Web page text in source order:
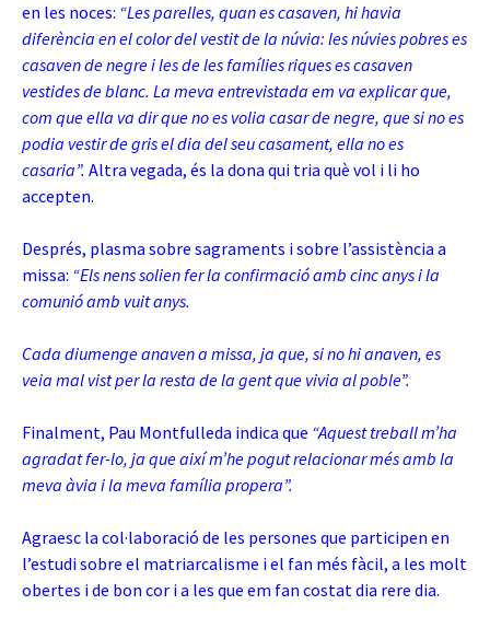
en les noces: “Les parelles, quan es casaven, hi havia
diferència en el color del vestit de la núvia: les núvies pobres es
casaven de negre i les de les famílies riques es casaven
vestides de blanc. La meva entrevistada em va explicar que,
com que ella va dir que no es volia casar de negre, que si no es
podia vestir de gris el dia del seu casament, ella no es
casaria”. Altra vegada, és la dona qui tria què vol i li ho
accepten.
Després, plasma sobre sagraments i sobre l’assistència a
missa: “Els nens solien fer la confirmació amb cinc anys i la
comunió amb vuit anys.
Cada diumenge anaven a missa, ja que, si no hi anaven, es
veia mal vist per la resta de la gent que vivia al poble”.
Finalment, Pau Montfulleda indica que “Aquest treball m’ha
agradat fer-lo, ja que així m’he pogut relacionar més amb la
meva àvia i la meva família propera”.
Agraesc la col·laboració de les persones que participen en
l’estudi sobre el matriarcalisme i el fan més fàcil, a les molt
obertes i de bon cor i a les que em fan costat dia rere dia.